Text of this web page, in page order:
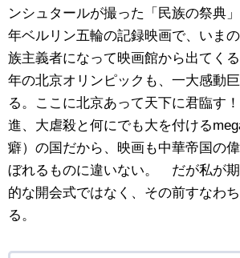
ンシュタールが撮った「民族の祭典
年ベルリン五輪の記録映画で、いま
族主義者になって映画館から出てく
年の北京オリンピックも、一大感動
る。ここに北京あって天下に君臨す
進、大虐殺と何にでも大を付ける
癖）の国だから、映画も中華帝国の
ぼれるものに違いない。 だが私が
的な開会式ではなく、その前すなわ
る。